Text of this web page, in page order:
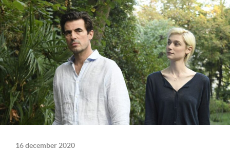
Te zien vanaf
07-01-2021
Land
Groot-Brittannië, 2019
16 december 2020